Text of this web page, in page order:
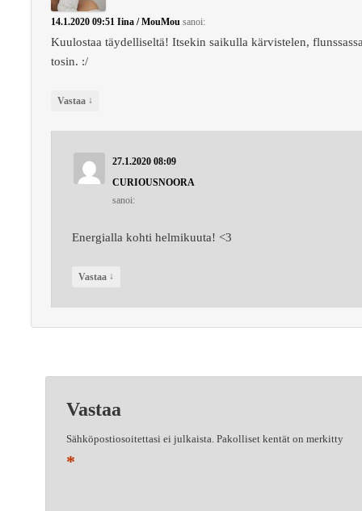
14.1.2020 09:51 Iina / MouMou sanoi:
Kuulostaa täydelliseltä! Itsekin saikulla kärvistelen,
tosin. :/
Vastaa ↓
27.1.2020 08:09
CURIOUSNOORA
sanoi:
Energialla kohti helmikuuta! <3
Vastaa ↓
Vastaa
Sähköpostiosoitettasi ei julkaista. Pakolliset kentät on merkitty
*